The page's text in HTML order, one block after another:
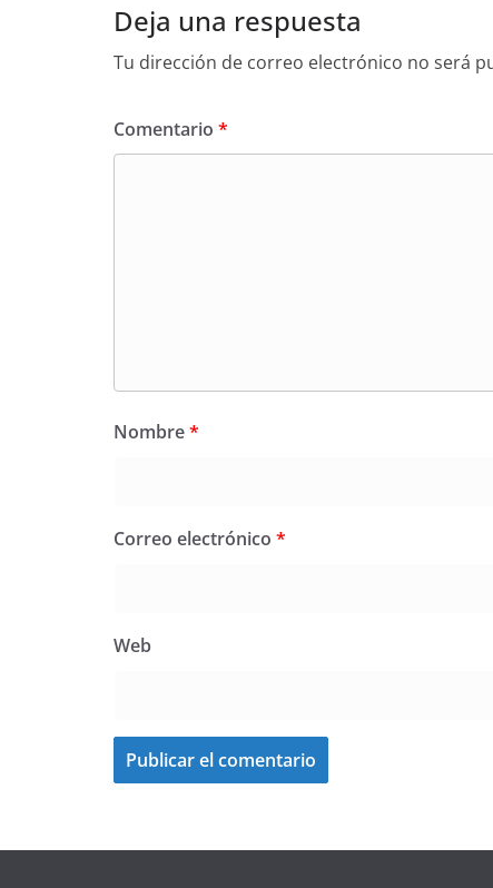
Deja una respuesta
Tu dirección de correo electrónico no será
Comentario *
Nombre*
Correo electrónico *
Web